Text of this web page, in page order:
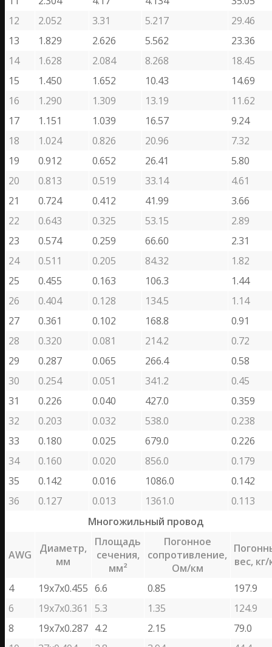
12
2.052 3.31 5.217
29.46
13
1.829 2.626 5.562
23.36
14
1.628 2.084 8.268
18.45
15
1.450 1.652 10.43
14.69
16
1.290 1.309 13.19
11.62
17
1.151 1.039 16.57
9.24
18
1.024 0.826 20.96
7.32
19
0.912 0.652 26.41
5.80
20
0.813 0.519 33.14
4.61
21
0.724 0.412 41.99
3.66
22
0.643 0.325 53.15
2.89
23
0.574 0.259 66.60
2.31
24
0.511 0.205 84.32
1.82
25
0.455 0.163 106.3
1.44
26
0.404 0.128 134.5
1.14
27
0.361 0.102 168.8
0.91
28
0.320 0.081 214.2
0.72
29
0.287 0.065 266.4
0.58
30
0.254 0.051 341.2
0.45
31
0.226 0.040 427.0
0.359
32
0.203 0.032 538.0
0.238
33
0.180 0.025 679.0
0.226
34
0.160 0.020 856.0
0.179
35
0.142 0.016 1086.0
0.142
36
0.127 0.013 1361.0
0.113
Многожильный провод
AWG
Диаметр,
мм
Площадь
сечения,
мм²
Погонное
сопротивление,
Ом/км
вес,
4
19х7х0.455 6.6 0.85
197.9
6
19х7х0.361 5.3 1.35
124.9
8
19х7х0.287 4.2 2.15
79.0